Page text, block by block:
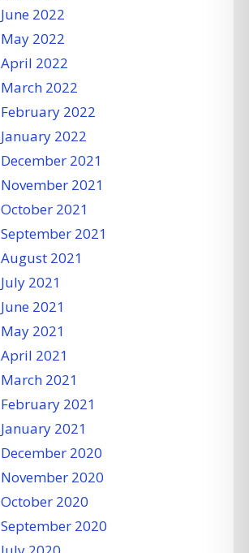
June 2022
May 2022
April 2022
March 2022
February 2022
January 2022
December 2021
November 2021
October 2021
September 2021
August 2021
July 2021
June 2021
May 2021
April 2021
March 2021
February 2021
January 2021
December 2020
November 2020
October 2020
September 2020